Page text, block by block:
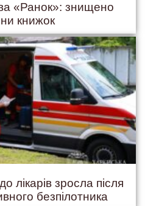
«Ранок»: знищено
книжок
лікарів зросла після
безпілотника